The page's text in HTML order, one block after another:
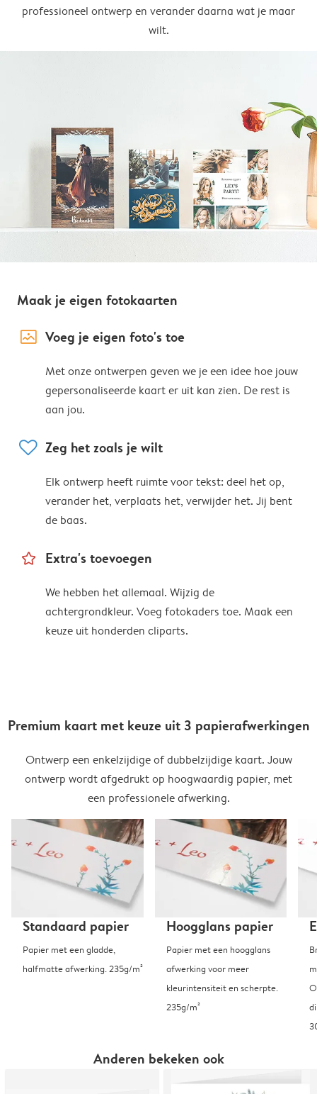
professioneel ontwerp en verander daarna wat je maar
wilt.
Maak je eigen fotokaarten
image_placeholder Voeg je eigen foto's toe
Met onze ontwerpen geven we je een idee hoe jouw
gepersonaliseerde kaart er uit kan zien. De rest is
aan jou.
heart Zeg het zoals je wilt
Elk ontwerp heeft ruimte voor tekst: deel het op,
verander het, verplaats het, verwijder het. Jij bent
de baas.
star_outline Extra's toevoegen
We hebben het allemaal. Wijzig de
achtergrondkleur. Voeg fotokaders toe. Maak een
keuze uit honderden cliparts.
Premium kaart met keuze uit 3 papierafwerkingen
Ontwerp een enkelzijdige of dubbelzijdige kaart. Jouw
ontwerp wordt afgedrukt op hoogwaardig papier, met
een professionele afwerking.
Standaard papier
Papier met een gladde,
halfmatte afwerking. 235g/m²
Hoogglans papier
Papier met een hoogglans
afwerking voor meer
kleurintensiteit en scherpte.
235g/m²
Anderen bekeken ook